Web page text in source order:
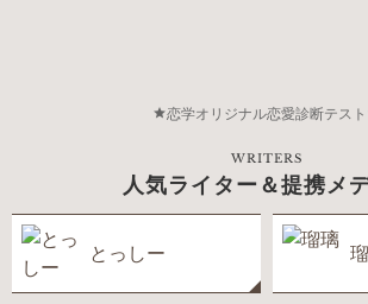
恋学オリジナル恋愛診断テスト
WRITERS
人気ライター＆提携メ
とっしー